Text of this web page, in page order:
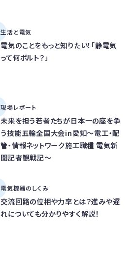
生活と電気
電気のことをもっと知りたい！「静電気
って何ボルト？」
現場レポート
未来を担う若者たちが日本一の座を争
う技能五輪全国大会in愛知～電工・配
管・情報ネットワーク施工職種 電気新
聞記者観戦記～
電気機器のしくみ
交流回路の位相や力率とは？進みや遅
れについても分かりやすく解説！